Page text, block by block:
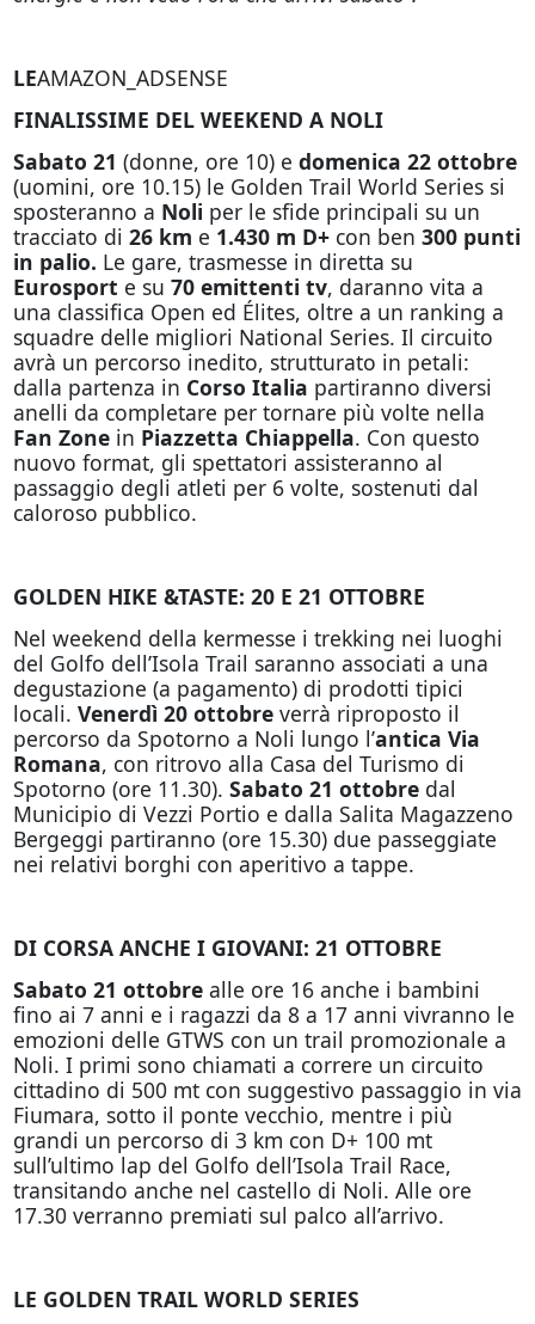
LEAMAZON_ADSENSE
FINALISSIME DEL WEEKEND A NOLI
Sabato 21 (donne, ore 10) e domenica 22 ottobre
(uomini, ore 10.15) le Golden Trail World Series si
sposteranno a Noli per le sfide principali su un
tracciato di 26 km e 1.430 m D+con ben 300 punti
in palio. Le gare, trasmesse in diretta su
Eurosport e su 70 emittenti tv, daranno vita a
una classifica Open ed Élites, oltre a un ranking a
squadre delle migliori National Series. Il circuito
avrà un percorso inedito, strutturato in petali:
dalla partenza in Corso Italia partiranno diversi
anelli da completare per tornare più volte nella
Fan Zonein Piazzetta Chiappella. Con questo
nuovo format, gli spettatori assisteranno al
passaggio degli atleti per 6 volte, sostenuti dal
caloroso pubblico.
GOLDEN HIKE &TASTE: 20 E 21 OTTOBRE
Nel weekend della kermesse i trekking nei luoghi
del Golfo dell’Isola Trail saranno associati a una
degustazione (a pagamento) di prodotti tipici
locali. Venerdì 20 ottobre verrà riproposto il
percorso da Spotorno a Noli lungo l’antica Via
Romana, con ritrovo alla Casa del Turismo di
Spotorno (ore 11.30). Sabato 21 ottobredal
Municipio di Vezzi Portio e dalla Salita Magazzeno
Bergeggi partiranno (ore 15.30) due passeggiate
nei relativi borghi con aperitivo a tappe.
DI CORSA ANCHE I GIOVANI: 21 OTTOBRE
Sabato 21 ottobrealle ore 16 anche i bambini
fino ai 7 anni e i ragazzi da 8 a 17 anni vivranno le
emozioni delle GTWS con un trail promozionale a
Noli. I primi sono chiamati a correre un circuito
cittadino di 500 mt con suggestivo passaggio in via
Fiumara, sotto il ponte vecchio, mentre i più
grandi un percorso di 3 km con D+ 100 mt
sull’ultimo lap del Golfo dell’Isola Trail Race,
transitando anche nel castello di Noli. Alle ore
17.30 verranno premiati sul palco all’arrivo.
LE GOLDEN TRAIL WORLD SERIES